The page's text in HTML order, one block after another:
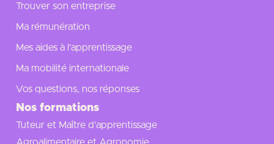
Trouver son entreprise
Ma rémunération
Mes aides à l'apprentissage
Ma mobilité internationale
Vos questions, nos réponses
Nos formations
Tuteur et Maître d'apprentissage